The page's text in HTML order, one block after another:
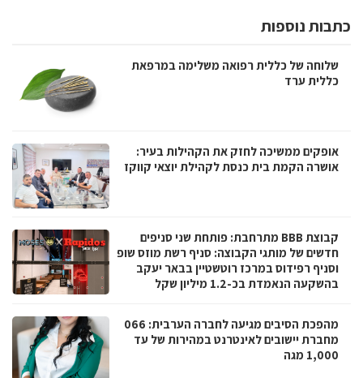
כתבות נוספות
שלוחה של כללית רפואה משלימה במרפאת
כללית ערד
אופקים ממשיכה לחזק את הקהילות בעיר:
אושרה הקמת בית כנסת לקהילת יוצאי קווקז
קבוצת BBB מתרחבת: פותחת שני סניפים
חדשים של מותגי הקבוצה: סניף רשת מוזס שופ
וסניף רפידוס במרכז רוטשטיין בבאר יעקב
בהשקעה הנאמדת בכ-1.2 מיליון שקל
מהפכת הסיבים מגיעה לחברה הערבית: 066
מחברת יישובים לאינטרנט במהירות של עד
1,000 מגה